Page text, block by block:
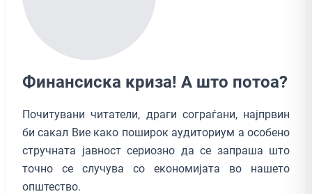
Финансиска криза! А што потоа?
Почитувани читатели, драги сограѓани, најпрвин
би сакал Вие како поширок аудиториум а особено
стручната јавност сериозно да се запраша што
точно се случува со економијата во нашето
општество.